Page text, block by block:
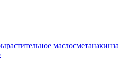
растительное маслосметанакинза